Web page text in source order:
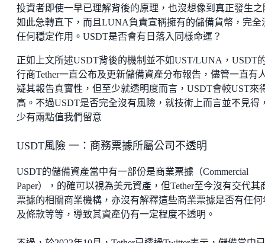
投資者即使一早已理解背後的原理，也沒想像到真正發生之
如此急轉直下，而且LUNA負責宣稱擁有的儲備貨幣，完全
任何穩定作用。USDT是否會有日落入同樣命運？
正如上文所述USDT背後的機制並不如UST/LUNA，USDT
行商Tether一直公布及更新儲備資產分布報告，儘管一直有
疑其報告真實性，但至少就透明度而言，USDT會較UST來
高。不過USDT是否完全沒有風險，就技術上而言並不見得
少有兩點值我們留意
USDT風險 一：商務票據所屬公司不透明
USDT的儲備資產當中有一部份是商業票據（Commercial
Paper），的確可以視為美元資產，但Tether至今沒有交代其
票據的相關商業機構，亦沒有解釋這些商業票據是否有任何
及條款等等，導致其資產仍有一定程度不透明。